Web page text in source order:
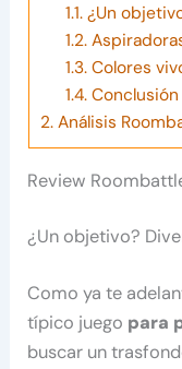
1.1.¿Un
1.2.
1.3.Colores
1.4.Conclusión
2.Análisis
Review
¿Un objetivo?
Como ya te
típico juego para
buscar un